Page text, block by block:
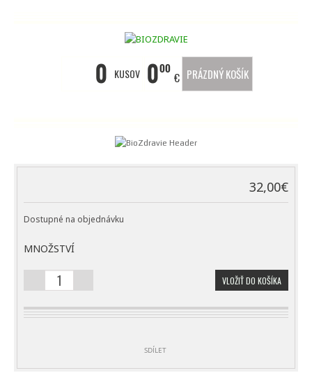
0 KUSOV 000
€ PRÁZDNÝ KOŠÍK
32,00€
Dostupné na objednávku
MNOŽSTVÍ
MNOŽSTVO
DIGESTZEN
GELOVE
VLOŽIŤ DO KOŠÍKA
SDÍLET